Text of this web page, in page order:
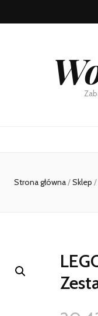
Strona główna/Sklep /